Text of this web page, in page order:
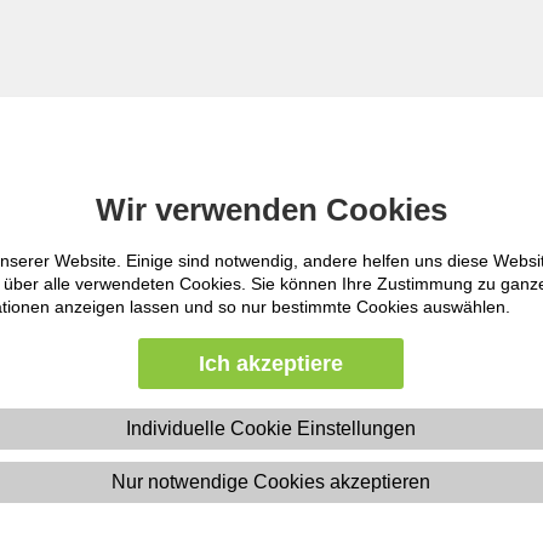
in der Führung
nur was Sie sagen, sondern vor
Kommunikation gezielt als Werkzeug
und nachhaltige Zusammenarbeit.
Kommunikationswerkzeuge
Sie reflektieren Ihr eigenes
Gespräche und stärken Ihre
Wir verwenden Cookies
Website. Einige sind notwendig, andere helfen uns diese
alle verwendeten Cookies. Sie können Ihre Zustimmung zu
anzeigen lassen und so nur bestimmte Cookies auswählen.
Ich akzeptiere
Individuelle Cookie Einstellungen
Nur notwendige Cookies akzeptieren
Wir verwenden Cookies
Website. Einige sind notwendig, andere helfen uns diese
alle verwendeten Cookies. Sie können Ihre Zustimmung zu
anzeigen lassen und so nur bestimmte Cookies auswählen.
Ich akzeptiere
Individuelle Cookie Einstellungen
Nur notwendige Cookies akzeptieren